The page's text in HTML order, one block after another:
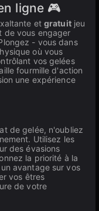
ligne 🎮
etgratuitjeu
de vous engager
- vous dans
où vous
vos gelées
fourmille d'action
une expérience
de gelée, n'oubliez
Utilisez les
des évasions
la priorité à la
avantage sur vos
vos êtres
de votre